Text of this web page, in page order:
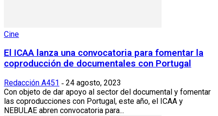
Cine
El ICAA lanza una convocatoria para fomentar la
coproducción de documentales con Portugal
Redacción A451 - 24 agosto, 2023
Con objeto de dar apoyo al sector del documental y fomentar
las coproducciones con Portugal, este año, el ICAA y
NEBULAE abren convocatoria para...